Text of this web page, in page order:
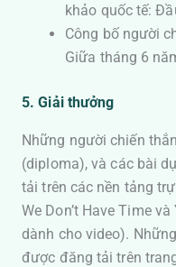
khảo quốc tế:
Công bố người
Giữa tháng 6
5. Giải thưởng
Những người chiến
(diploma), và các bài
tải trên các nền tảng
We Don’t Have Time
dành cho video).
được đăng tải trên